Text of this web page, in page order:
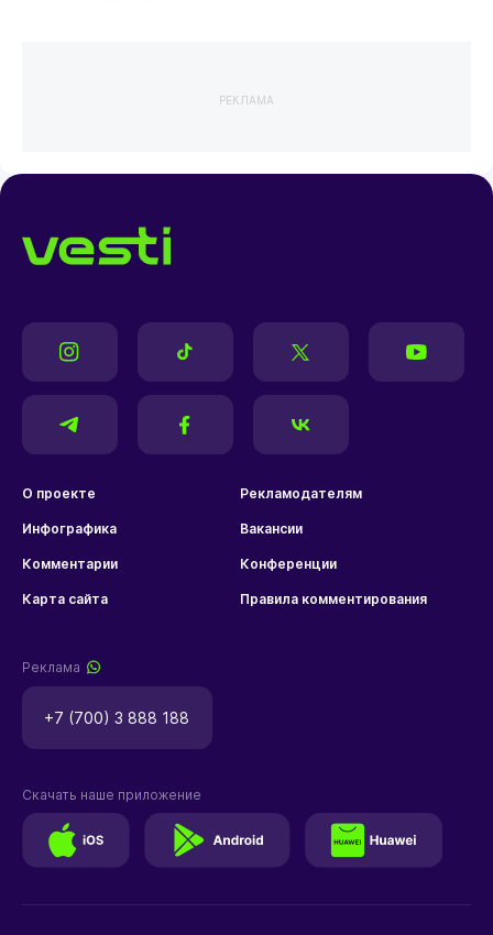
РЕКЛАМА
О проекте Рекламодателям
Инфографика Вакансии
Комментарии Конференции
Карта сайта Правила комментирования
Реклама
+7 (700) 3 888 188
Скачать наше приложение